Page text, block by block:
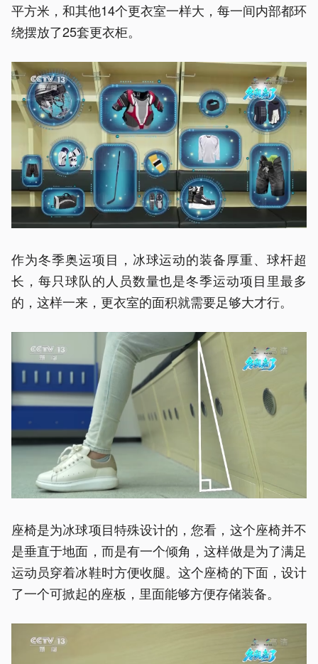
平方米，和其他14个更衣室一样大，每一间内部都环
绕摆放了25套更衣柜。
作为冬季奥运项目，冰球运动的装备厚重、球杆超
长，每只球队的人员数量也是冬季运动项目里最多
的，这样一来，更衣室的面积就需要足够大才行。
座椅是为冰球项目特殊设计的，您看，这个座椅并不
是垂直于地面，而是有一个倾角，这样做是为了满足
运动员穿着冰鞋时方便收腿。这个座椅的下面，设计
了一个可掀起的座板，里面能够方便存储装备。